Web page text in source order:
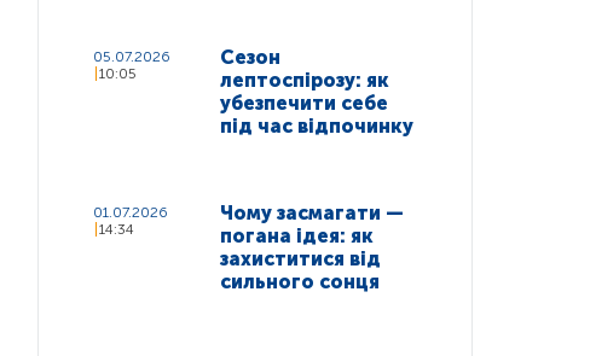
05.07.2026
10:05
Сезон
лептоспірозу: як
убезпечити себе
під час відпочинку
01.07.2026
14:34
Чому засмагати —
погана ідея: як
захиститися від
сильного сонця